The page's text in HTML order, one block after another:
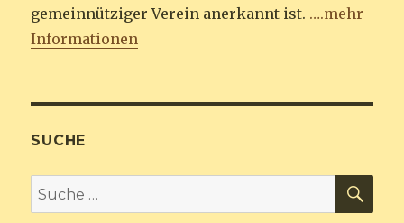
gemeinnütziger Verein anerkannt ist. ….mehr
Informationen
SUCHE
Suche
nach: